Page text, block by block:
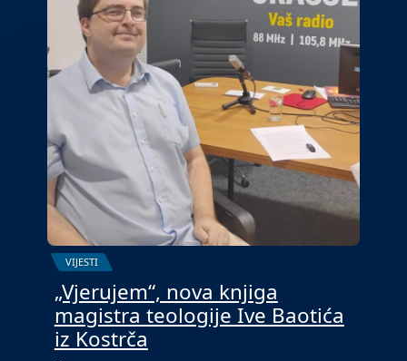
VIJESTI
„Vjerujem“, nova knjiga
magistra teologije Ive Baotića
iz Kostrča